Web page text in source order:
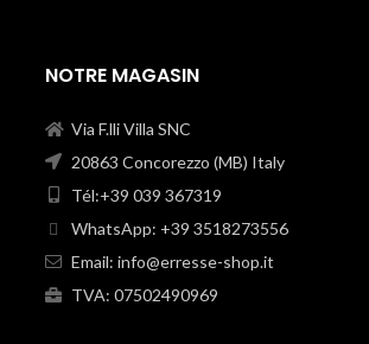
NOTRE MAGASIN
Via F.lli Villa SNC
20863 Concorezzo (MB) Italy
Tél:+39 039 367319
WhatsApp: +39 3518273556
Email: info@erresse-shop.it
TVA: 07502490969